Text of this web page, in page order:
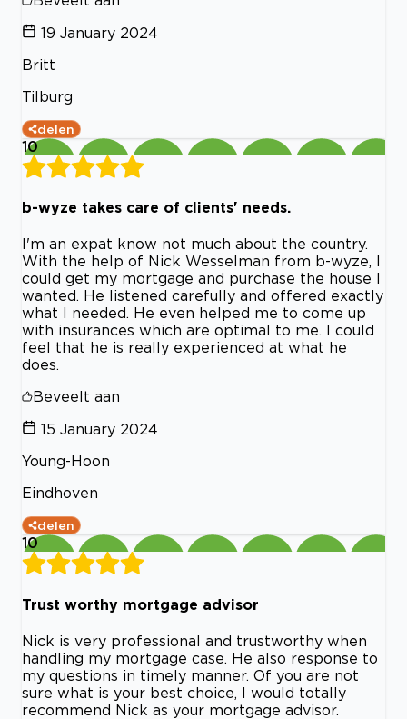
19 January 2024
Britt
Tilburg
delen
10
b-wyze takes care of clients' needs.
I'm an expat know not much about the country.
With the help of Nick Wesselman from b-wyze, I
could get my mortgage and purchase the house I
wanted. He listened carefully and offered exactly
what I needed. He even helped me to come up
with insurances which are optimal to me. I could
feel that he is really experienced at what he
does.
Beveelt aan
15 January 2024
Young-Hoon
Eindhoven
delen
10
Trust worthy mortgage advisor
Nick is very professional and trustworthy when
handling my mortgage case. He also response to
my questions in timely manner. Of you are not
sure what is your best choice, I would totally
recommend Nick as your mortgage advisor.